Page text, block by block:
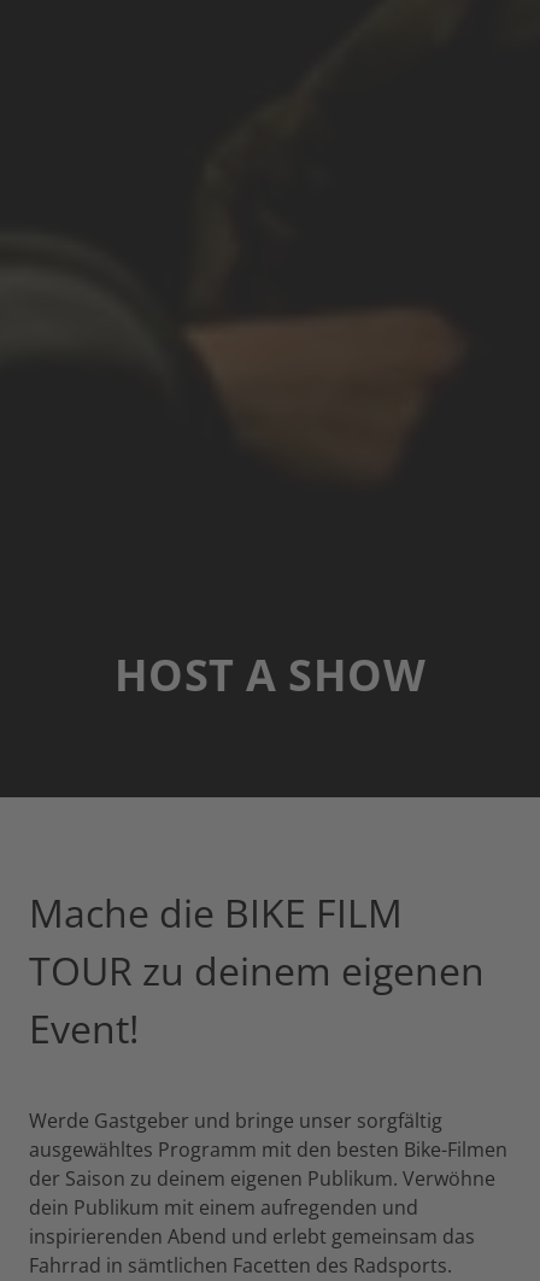
HOST A SHOW
Mache die BIKE FILM
TOUR zu deinem eigenen
Event!
Werde Gastgeber und bringe unser sorgfältig
ausgewähltes Programm mit den besten Bike-Filmen
der Saison zu deinem eigenen Publikum. Verwöhne
dein Publikum mit einem aufregenden und
inspirierenden Abend und erlebt gemeinsam das
Fahrrad in sämtlichen Facetten des Radsports.